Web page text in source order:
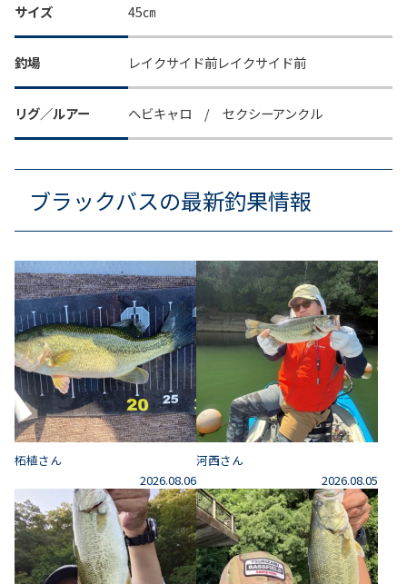
サイズ 45㎝
釣場 レイクサイド前レイクサイド前
リグ／ルアー ヘビキャロ / セクシーアンクル
ブラックバスの最新釣果情報
柘植さん
2026.08.06
河西さん
2026.08.05